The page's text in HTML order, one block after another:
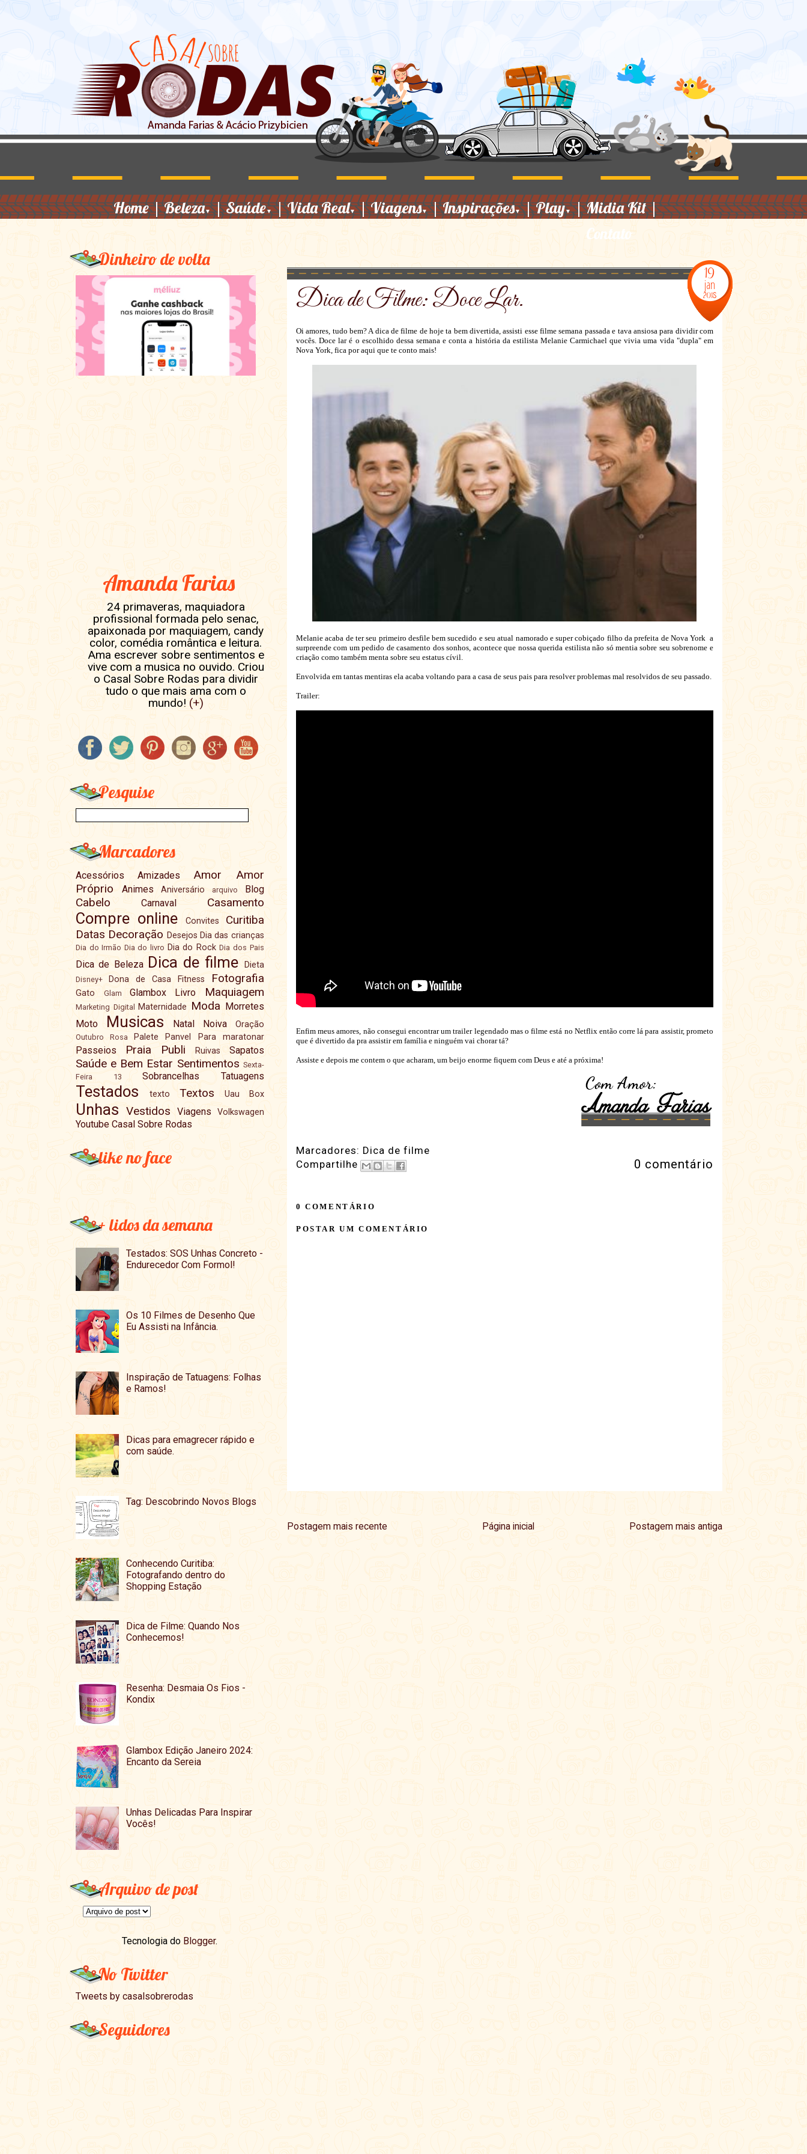
Home|Beleza▼ |Saúde▼ |Vida Real▼ |Viagens▼ |Inspirações▼ |Play▼ |Midia Kit|
Contato
19
jan
2018
Dica de Filme: Doce Lar.
Oi amores, tudo bem? A dica de filme de hoje ta bem divertida, assisti esse filme semana passada e tava ansiosa para dividir com
vocês. Doce lar é o escolhido dessa semana e conta a história da estilista Melanie Carmichael que vivia uma vida "dupla" em
Nova York, fica por aqui que te conto mais!
Melanie acaba de ter seu primeiro desfile bem sucedido e seu atual namorado e super cobiçado filho da prefeita de Nova York a
surpreende com um pedido de casamento dos sonhos, acontece que nossa querida estilista não só mentia sobre seu sobrenome e
criação como também menta sobre seu estatus cívil.
Envolvida em tantas mentiras ela acaba voltando para a casa de seus pais para resolver problemas mal resolvidos de seu passado.
Trailer:
Enfim meus amores, não consegui encontrar um trailer legendado mas o filme está no Netflix então corre lá para assistir, prometo
que é divertido da pra assistir em família e ninguém vai chorar tá?
Assiste e depois me contem o que acharam, um beijo enorme fiquem com Deus e até a próxima!
Marcadores: Dica de filme
Compartilhe
0 comentário
0 COMENTÁRIO
POSTAR UM COMENTÁRIO
Postagem mais recente Postagem mais antiga
Página inicial
Dinheiro de volta
Amanda Farias
24 primaveras, maquiadora
profissional formada pelo senac,
apaixonada por maquiagem, candy
color, comédia romântica e leitura.
Ama escrever sobre sentimentos e
vive com a musica no ouvido. Criou
o Casal Sobre Rodas para dividir
tudo o que mais ama com o
mundo! (+)
Pesquise
Marcadores
Acessórios Amizades Amor
Amor
Próprio
Animes Aniversário arquivo Blog
Cabelo Carnaval Casamento
Compre online Convites
Curitiba
Datas Decoração Desejos Dia das crianças
Dia do Irmão Dia do livro Dia do Rock Dia dos Pais
Dica de Beleza Dica de filme Dieta
Disney+ Dona de Casa Fitness Fotografia
Gato Glam Glambox Livro Maquiagem
Marketing Digital Maternidade Moda Morretes
Moto
Musicas Natal Noiva Oração
Outubro Rosa Palete Panvel Para maratonar
Passeios Praia Publi Ruivas Sapatos
Saúde e Bem Estar Sentimentos Sexta-
Feira 13
Sobrancelhas Tatuagens
Testados texto Textos Uau Box
Unhas Vestidos Viagens Volkswagen
Youtube Casal Sobre Rodas
like no face
+ lidos da semana
Testados: SOS Unhas Concreto -
Endurecedor Com Formol!
Os 10 Filmes de Desenho Que
Eu Assisti na Infância.
Inspiração de Tatuagens: Folhas
e Ramos!
Dicas para emagrecer rápido e
com saúde.
Tag: Descobrindo Novos Blogs
Conhecendo Curitiba:
Fotografando dentro do
Shopping Estação
Dica de Filme: Quando Nos
Conhecemos!
Resenha: Desmaia Os Fios -
Kondix
Glambox Edição Janeiro 2024:
Encanto da Sereia
Unhas Delicadas Para Inspirar
Vocês!
Arquivo de post
Tecnologia do Blogger.
No Twitter
Tweets by casalsobrerodas
Seguidores